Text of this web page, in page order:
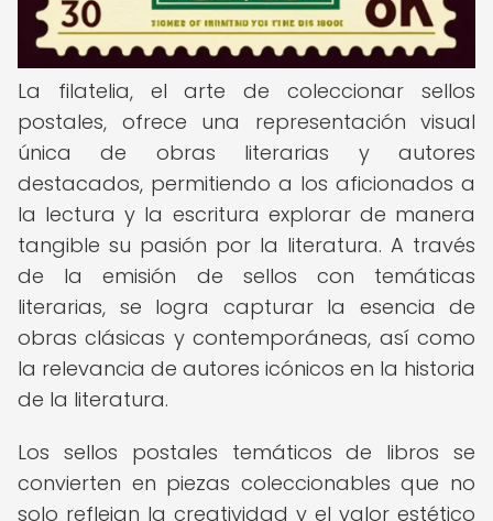
La filatelia, el arte de coleccionar sellos
postales, ofrece una representación visual
única de obras literarias y autores
destacados, permitiendo a los aficionados a
la lectura y la escritura explorar de manera
tangible su pasión por la literatura. A través
de la emisión de sellos con temáticas
literarias, se logra capturar la esencia de
obras clásicas y contemporáneas, así como
la relevancia de autores icónicos en la historia
de la literatura.
Los sellos postales temáticos de libros se
convierten en piezas coleccionables que no
solo reflejan la creatividad y el valor estético